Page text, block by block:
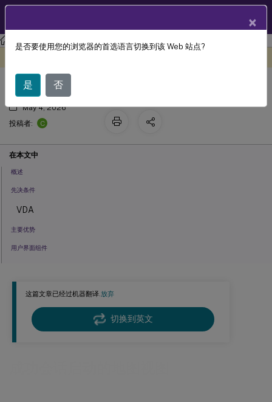
Citrix DaaS 监视
这篇文章已经过机器翻译.放弃
切换到英文
成功会话启动的地图视图
May 4, 2026
投稿者:
C
在本文中
概述
先决条件
VDA
主要优势
用户界面组件
摘要控制板指标
性能分类
地图图例和阈值控件
×
是否要使用您的浏览器的首选语言切换到该 Web 站点?
是 否